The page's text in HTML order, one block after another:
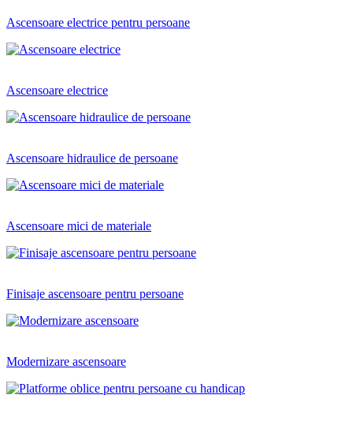
Ascensoare electrice pentru persoane
Ascensoare electrice
Ascensoare hidraulice de persoane
Ascensoare mici de materiale
Finisaje ascensoare pentru persoane
Modernizare ascensoare